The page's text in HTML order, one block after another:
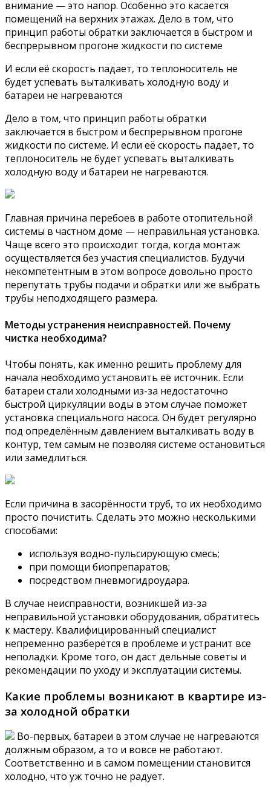
внимание — это напор. Особенно это касается
помещений на верхних этажах. Дело в том, что
принцип работы обратки заключается в быстром и
беспрерывном прогоне жидкости по системе
И если её скорость падает, то теплоноситель не
будет успевать выталкивать холодную воду и
батареи не нагреваются
Дело в том, что принцип работы обратки
заключается в быстром и беспрерывном прогоне
жидкости по системе. И если её скорость падает, то
теплоноситель не будет успевать выталкивать
холодную воду и батареи не нагреваются.
Главная причина перебоев в работе отопительной
системы в частном доме — неправильная установка.
Чаще всего это происходит тогда, когда монтаж
осуществляется без участия специалистов. Будучи
некомпетентным в этом вопросе довольно просто
перепутать трубы подачи и обратки или же выбрать
трубы неподходящего размера.
Методы устранения неисправностей. Почему
чистка необходима?
Чтобы понять, как именно решить проблему для
начала необходимо установить её источник. Если
батареи стали холодными из-за недостаточно
быстрой циркуляции воды в этом случае поможет
установка специального насоса. Он будет регулярно
под определённым давлением выталкивать воду в
контур, тем самым не позволяя системе остановиться
или замедлиться.
Если причина в засорённости труб, то их необходимо
просто почистить. Сделать это можно несколькими
способами:
используя водно-пульсирующую смесь;
при помощи биопрепаратов;
посредством пневмогидроудара.
В случае неисправности, возникшей из-за
неправильной установки оборудования, обратитесь
к мастеру. Квалифицированный специалист
непременно разберётся в проблеме и устранит все
неполадки. Кроме того, он даст дельные советы и
рекомендации по уходу и эксплуатации системы.
Какие проблемы возникают в квартире из-
за холодной обратки
​ Во-первых, батареи в этом случае не нагреваются
должным образом, а то и вовсе не работают.
Соответственно и в самом помещении становится
холодно, что уж точно не радует.